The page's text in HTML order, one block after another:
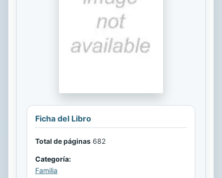
Ficha del Libro
Total de páginas 682
Categoría:
Familia